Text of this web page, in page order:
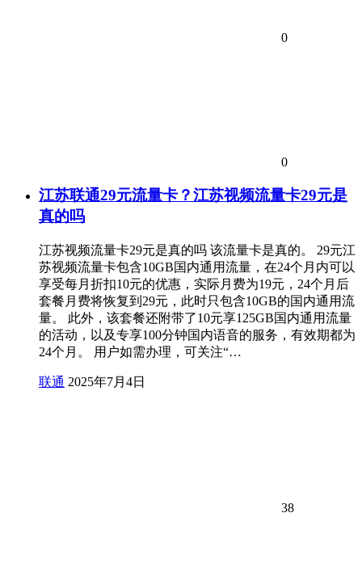
0
0
江苏联通29元流量卡？江苏视频流量卡29元是
真的吗
江苏视频流量卡29元是真的吗 该流量卡是真的。 29元江
苏视频流量卡包含10GB国内通用流量，在24个月内可以
享受每月折扣10元的优惠，实际月费为19元，24个月后
套餐月费将恢复到29元，此时只包含10GB的国内通用流
量。 此外，该套餐还附带了10元享125GB国内通用流量
的活动，以及专享100分钟国内语音的服务，有效期都为
24个月。 用户如需办理，可关注“…
联通 2025年7月4日
38